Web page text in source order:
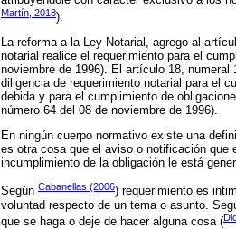
Martín, 2018).
La reforma a la Ley Notarial, agrego al
notarial realice el requerimiento para el
noviembre de 1996). El artículo 18,
diligencia de requerimiento notarial para el
debida y para el cumplimiento de
número 64 del 08 de noviembre de 1996).
En ningún cuerpo normativo existe una
es otra cosa que el aviso o notificación que
incumplimiento de la obligación le está
Según Cabanellas (2006) requerimiento es
voluntad respecto de un tema o asunto.
que se haga o deje de hacer alguna cosa (